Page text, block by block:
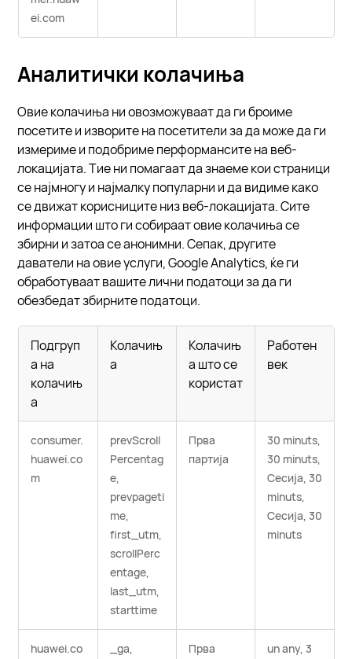
ei.com
Аналитички колачиња
Овие колачиња ни овозможуваат да ги броиме
посетите и изворите на посетители за да може да ги
измериме и подобриме перформансите на веб-
локацијата. Тие ни помагаат да знаеме кои страници
се најмногу и најмалку популарни и да видиме како
се движат корисниците низ веб-локацијата. Сите
информации што ги собираат овие колачиња се
збирни и затоа се анонимни. Сепак, другите
даватели на овие услуги, Google Analytics, ќе ги
обработуваат вашите лични податоци за да ги
обезбедат збирните податоци.
Подгруп
а на
колачињ
а
Колачињ
а
Колачињ
а што се
користат
Работен
век
consumer.
huawei.co
m
prevScroll
Percentag
e,
prevpageti
me,
first_utm,
scrollPerc
entage,
last_utm,
starttime
Прва
партија
30 minuts,
30 minuts,
Сесија, 30
minuts,
Сесија, 30
minuts
huawei.co
_ga,
Прва
un any, 3